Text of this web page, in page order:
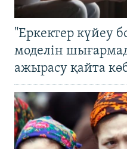
"Еркектер күйеу
моделін
ажырасу қайта